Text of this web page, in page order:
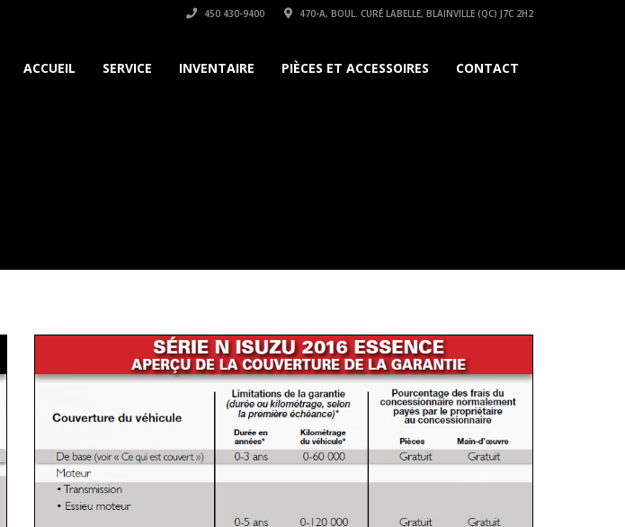
450 430-9400 470-A, BOUL. CURÉ LABELLE, BLAINVILLE (QC) J7C 2H2
ACCUEIL SERVICE INVENTAIRE PIÈCES ET ACCESSOIRES CONTACT